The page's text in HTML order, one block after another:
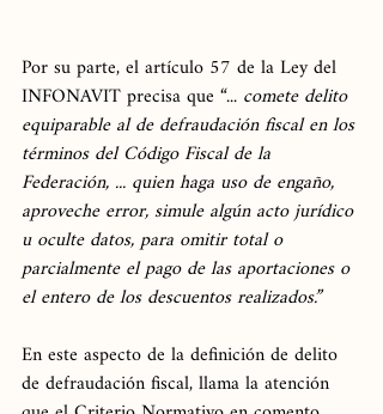
Por su parte, el artículo 57 de la Ley del
INFONAVIT precisa que “... comete delito
equiparable al de defraudación fiscal en los
términos del Código Fiscal de la
Federación, ... quien haga uso de engaño,
aproveche error, simule algún acto jurídico
u oculte datos, para omitir total o
parcialmente el pago de las aportaciones o
el entero de los descuentos realizados.”
En este aspecto de la definición de delito
de defraudación fiscal, llama la atención